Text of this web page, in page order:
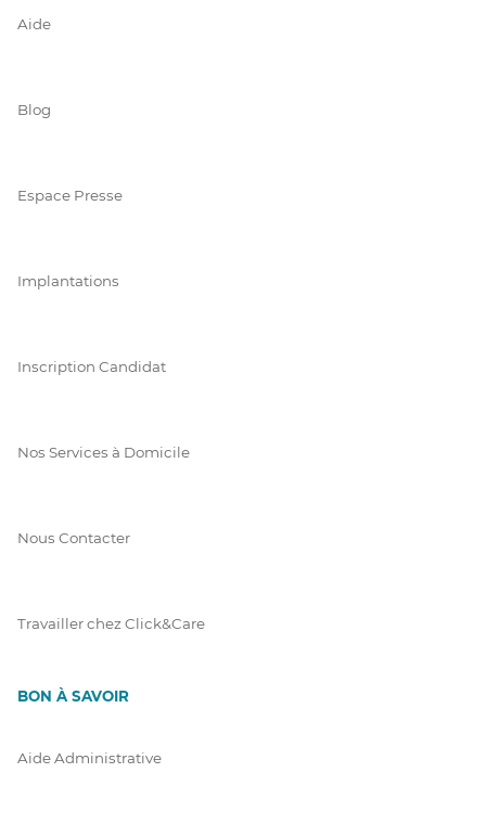
Aide
Blog
Espace Presse
Implantations
Inscription Candidat
Nos Services à Domicile
Nous Contacter
Travailler chez Click&Care
BON À SAVOIR
Aide Administrative